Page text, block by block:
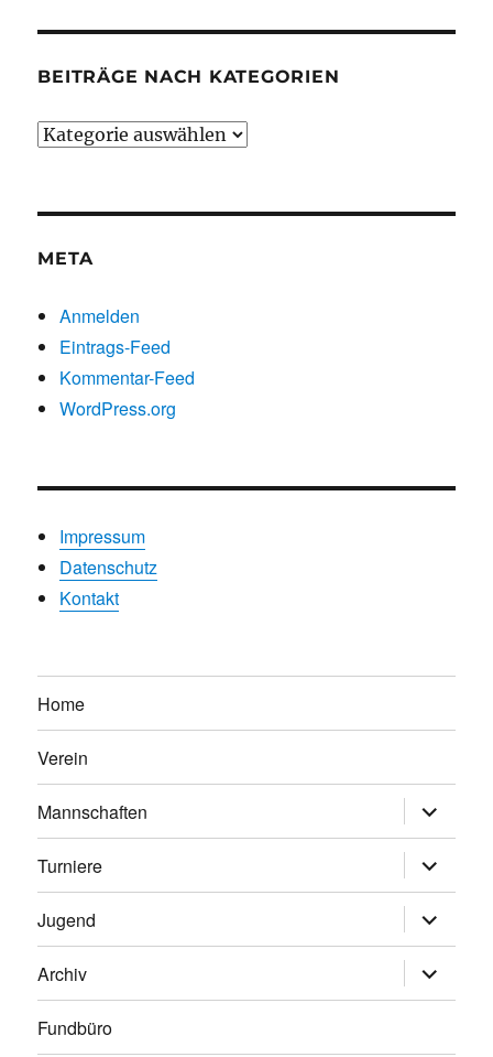
BEITRÄGE NACH KATEGORIEN
Beiträge
META
Anmelden
Eintrags-Feed
Kommentar-Feed
WordPress.org
Impressum
Datenschutz
Kontakt
Home
Verein
Mannschaften
anzeigen
Turniere
anzeigen
Jugend
anzeigen
Archiv
anzeigen
Fundbüro